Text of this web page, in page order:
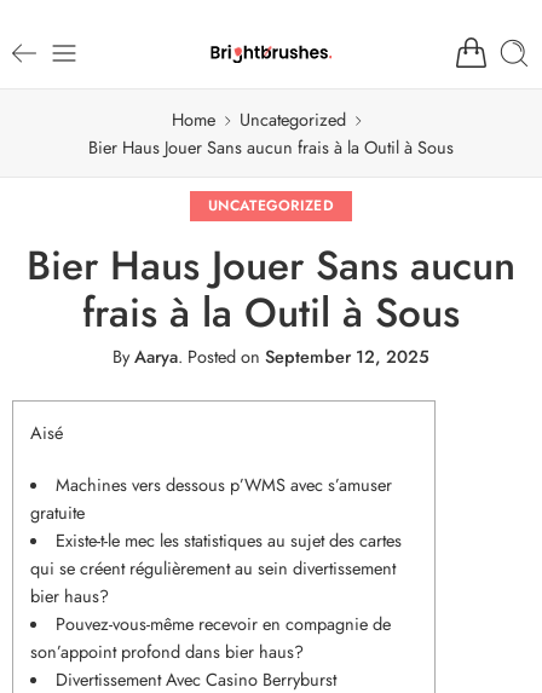
Home
Uncategorized
Bier Haus Jouer Sans aucun frais à la Outil à Sous
UNCATEGORIZED
Bier Haus Jouer Sans aucun
frais à la Outil à Sous
ByAarya. Posted on September 12, 2025
Aisé
Machines vers dessous p’WMS avec s’amuser
gratuite
Existe-t-le mec les statistiques au sujet des cartes
qui se créent régulièrement au sein divertissement
bier haus?
Pouvez-vous-même recevoir en compagnie de
son’appoint profond dans bier haus?
Divertissement Avec Casino Berryburst